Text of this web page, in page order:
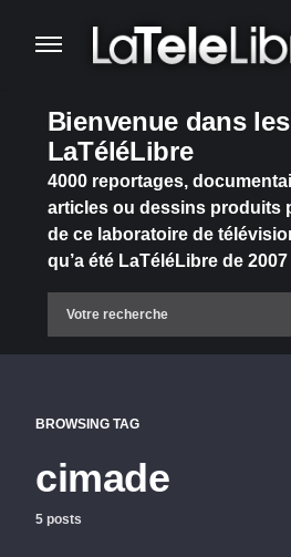
Bienvenue dans
LaTéléLibre
4000 reportages,
articles ou dessins produits
de ce laboratoire de
qu’a été LaTéléLibre de 2007
BROWSING TAG
cimade
5 posts